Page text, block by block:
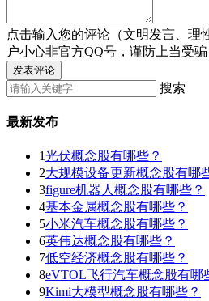
点击输入您的评论（文明发言、理
户小心非官方QQ号，谨防上当受骗
发表评论
搜索
最新发布
1光伏概念股有哪些？
2大规模设备更新概念股有哪
3figure机器人概念股有哪些？
4基本金属概念股有哪些？
5小米汽车概念股有哪些？
6英伟达概念股有哪些？
7低空经济概念股有哪些？
8eVTOL飞行汽车概念股有哪
9Kimi大模型概念股有哪些？